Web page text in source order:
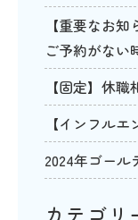
【重要なお
ご予約がない
【固定】休
【インフル
2024年ゴー
カテゴリ